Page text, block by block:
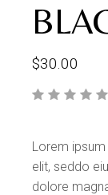
$30.00
Lorem
elit, seddo
dolore